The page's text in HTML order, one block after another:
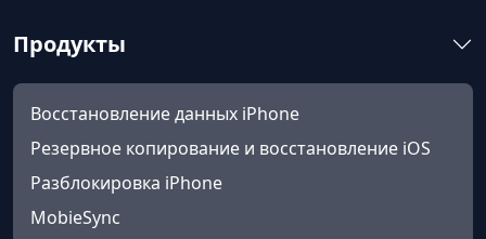
Продукты
Восстановление данных iPhone
Резервное копирование и восстановление iOS
Разблокировка iPhone
MobieSync